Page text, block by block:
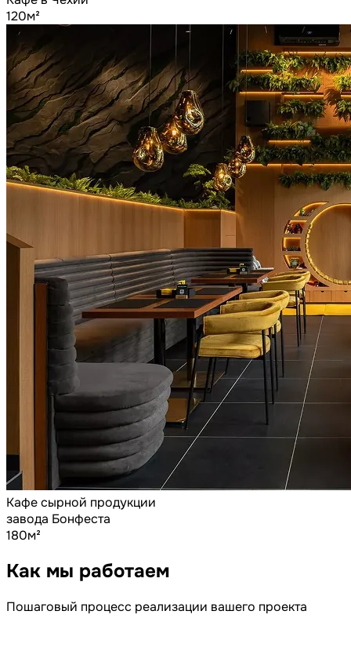
120м²
Кафе сырной продукции
завода Бонфеста
180м²
Как мы работаем
Пошаговый процесс реализации вашего проекта